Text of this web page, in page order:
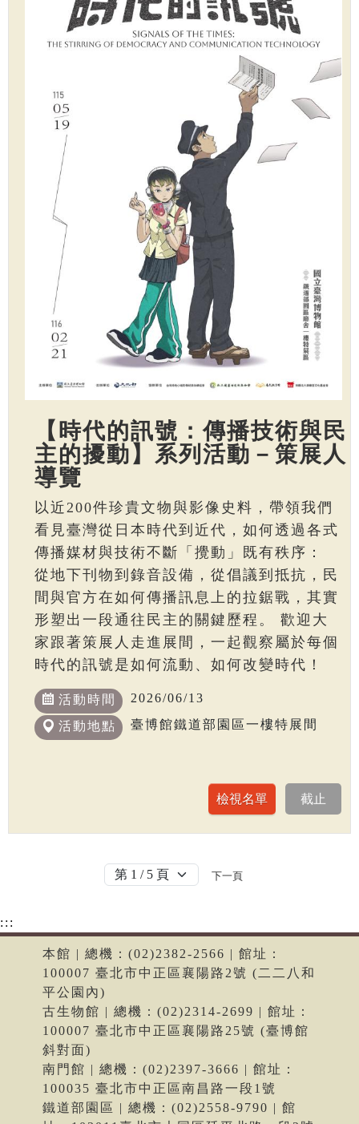
【時代的訊號：傳播技術與民
主的擾動】系列活動－策展人
導覽
以近200件珍貴文物與影像史料，帶領我們
看見臺灣從日本時代到近代，如何透過各式
傳播媒材與技術不斷「攪動」既有秩序：
從地下刊物到錄音設備，從倡議到抵抗，民
間與官方在如何傳播訊息上的拉鋸戰，其實
形塑出一段通往民主的關鍵歷程。 歡迎大
家跟著策展人走進展間，一起觀察屬於每個
時代的訊號是如何流動、如何改變時代！
活動時間 2026/06/13
活動地點 臺博館鐵道部園區一樓特展間
下一頁
:::
本館 | 總機：(02)2382-2566 | 館址：
100007 臺北市中正區襄陽路2號 (二二八和
平公園內)
古生物館 | 總機：(02)2314-2699 | 館址：
100007 臺北市中正區襄陽路25號 (臺博館
斜對面)
南門館 | 總機：(02)2397-3666 | 館址：
100035 臺北市中正區南昌路一段1號
鐵道部園區 | 總機：(02)2558-9790 | 館